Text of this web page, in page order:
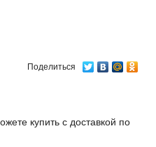
Поделиться
купить с доставкой по